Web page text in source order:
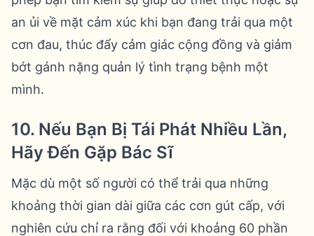
an ủi về mặt cảm xúc khi bạn đang trải qua một
cơn đau, thúc đẩy cảm giác cộng đồng và giảm
bớt gánh nặng quản lý tình trạng bệnh một
mình.
10. Nếu Bạn Bị Tái Phát Nhiều Lần,
Hãy Đến Gặp Bác Sĩ
Mặc dù một số người có thể trải qua những
khoảng thời gian dài giữa các cơn gút cấp, với
nghiên cứu chỉ ra rằng đối với khoảng 60 phần